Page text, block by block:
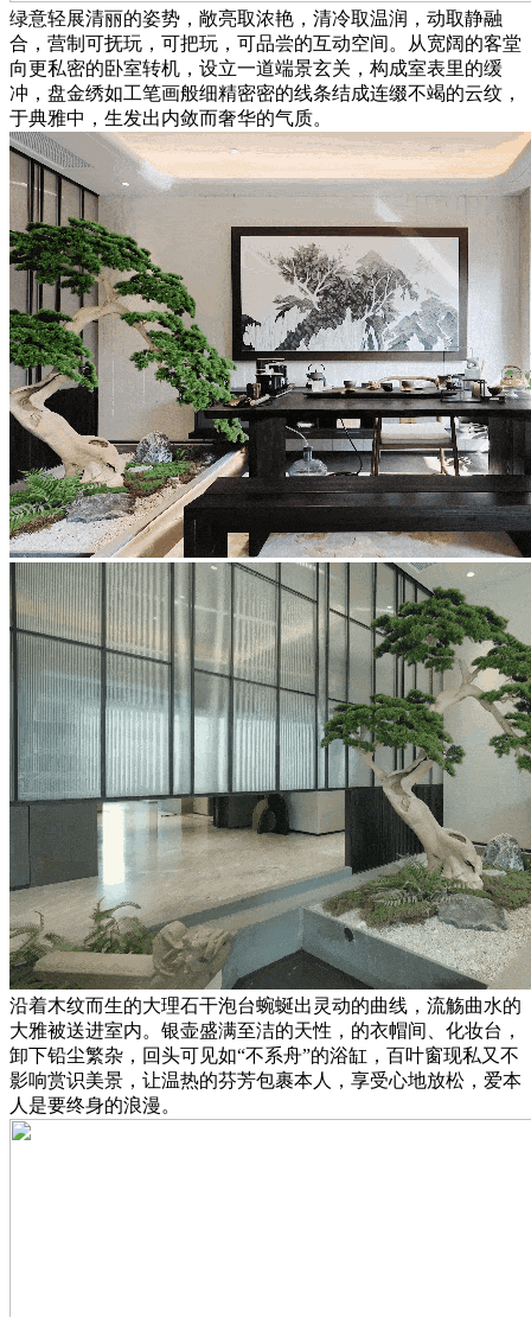
绿意轻展清丽的姿势，敞亮取浓艳，清冷取温润，动取静融
合，营制可抚玩，可把玩，可品尝的互动空间。从宽阔的客堂
向更私密的卧室转机，设立一道端景玄关，构成室表里的缓
冲，盘金绣如工笔画般细精密密的线条结成连缀不竭的云纹，
于典雅中，生发出内敛而奢华的气质。
沿着木纹而生的大理石干泡台蜿蜒出灵动的曲线，流觞曲水的
大雅被送进室内。银壶盛满至洁的天性，的衣帽间、化妆台，
卸下铅尘繁杂，回头可见如“不系舟”的浴缸，百叶窗现私又不
影响赏识美景，让温热的芬芳包裹本人，享受心地放松，爱本
人是要终身的浪漫。